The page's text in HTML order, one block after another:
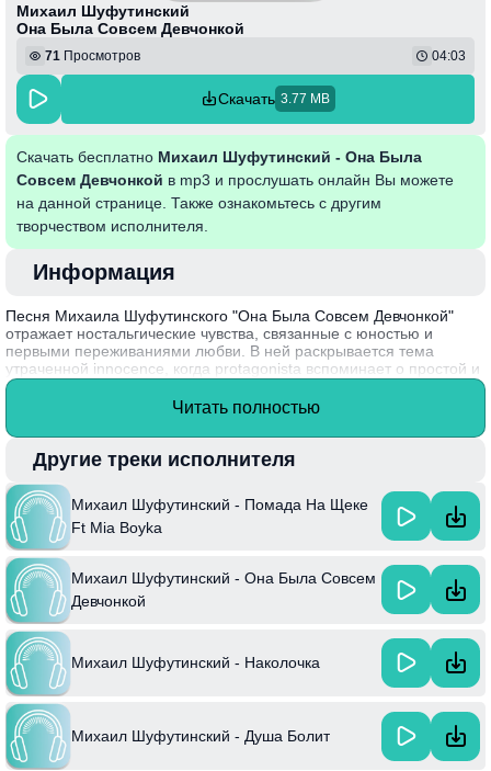
Михаил Шуфутинский
Она Была Совсем Девчонкой
71 Просмотров 04:03
Скачать 3.77 MB
Скачать бесплатно Михаил Шуфутинский - Она Была
Совсем Девчонкой в mp3 и прослушать онлайн Вы можете
на данной странице. Также ознакомьтесь с другим
творчеством исполнителя.
Информация
Песня Михаила Шуфутинского "Она Была Совсем Девчонкой"
отражает ностальгические чувства, связанные с юностью и
первыми переживаниями любви. В ней раскрывается тема
утраченной innocence, когда protagonista вспоминает о простой и
чистой любви, которая оставила глубокий след в сердце. Музыка
и текст создают эмоционально насыщенное изображение
слушателей на воспоминания о своих романтических опытах.
Интересный факт: Михаил Шуфутинский начал свою карьеру в
1980-х годах и быстро завоевал популярность благодаря
уникальному стилю и душевным песням, которые стали
символом русской эстрады.
Читать полностью
Другие треки исполнителя
Михаил Шуфутинский - Помада На Щеке
Ft Mia Boyka
Михаил Шуфутинский - Она Была Совсем
Девчонкой
Михаил Шуфутинский - Наколочка
Михаил Шуфутинский - Душа Болит